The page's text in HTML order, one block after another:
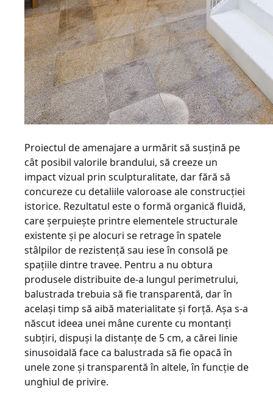
Proiectul de amenajare a urmărit să susţină pe
cât posibil valorile brandului, să creeze un
impact vizual prin sculpturalitate, dar fără să
concureze cu detaliile valoroase ale construcţiei
istorice. Rezultatul este o formă organică fluidă,
care şerpuieşte printre elementele structurale
existente şi pe alocuri se retrage în spatele
stâlpilor de rezistenţă sau iese în consolă pe
spaţiile dintre travee. Pentru a nu obtura
produsele distribuite de-a lungul perimetrului,
balustrada trebuia să fie transparentă, dar în
acelaşi timp să aibă materialitate şi forţă. Aşa s-a
născut ideea unei mâne curente cu montanţi
subţiri, dispuşi la distanţe de 5 cm, a cărei linie
sinusoidală face ca balustrada să fie opacă în
unele zone şi transparentă în altele, în funcţie de
unghiul de privire.